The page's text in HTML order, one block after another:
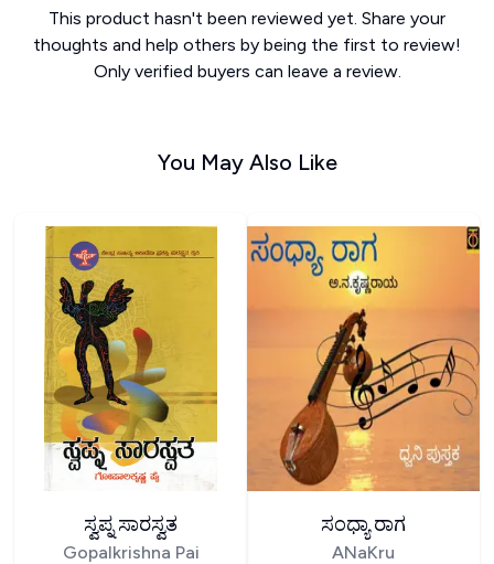
This product hasn't been reviewed yet. Share your
thoughts and help others by being the first to review!
Only verified buyers can leave a review.
You May Also Like
ಸ್ವಪ್ನ ಸಾರಸ್ವತ
Gopalkrishna Pai
ಸಂಧ್ಯಾ ರಾಗ
ANaKru